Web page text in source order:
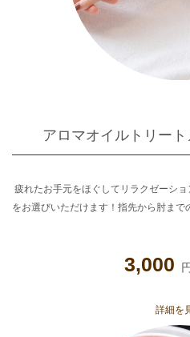
アロマオイルトリー
疲れたお手元をほぐしてリラクゼーシ
をお選びいただけます！指先から肘まで
3,000
詳細を